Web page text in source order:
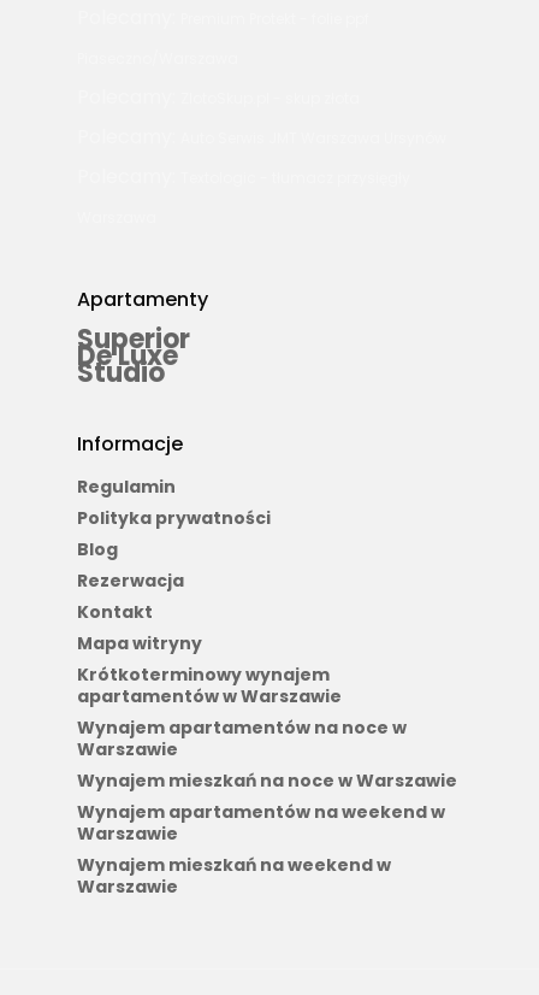
Apartamenty
Superior
De Luxe
Studio
Informacje
Regulamin
Polityka prywatności
Blog
Rezerwacja
Kontakt
Mapa witryny
Krótkoterminowy wynajem
apartamentów w Warszawie
Wynajem apartamentów na noce w
Warszawie
Wynajem mieszkań na noce w Warszawie
Wynajem apartamentów na weekend w
Warszawie
Wynajem mieszkań na weekend w
Warszawie